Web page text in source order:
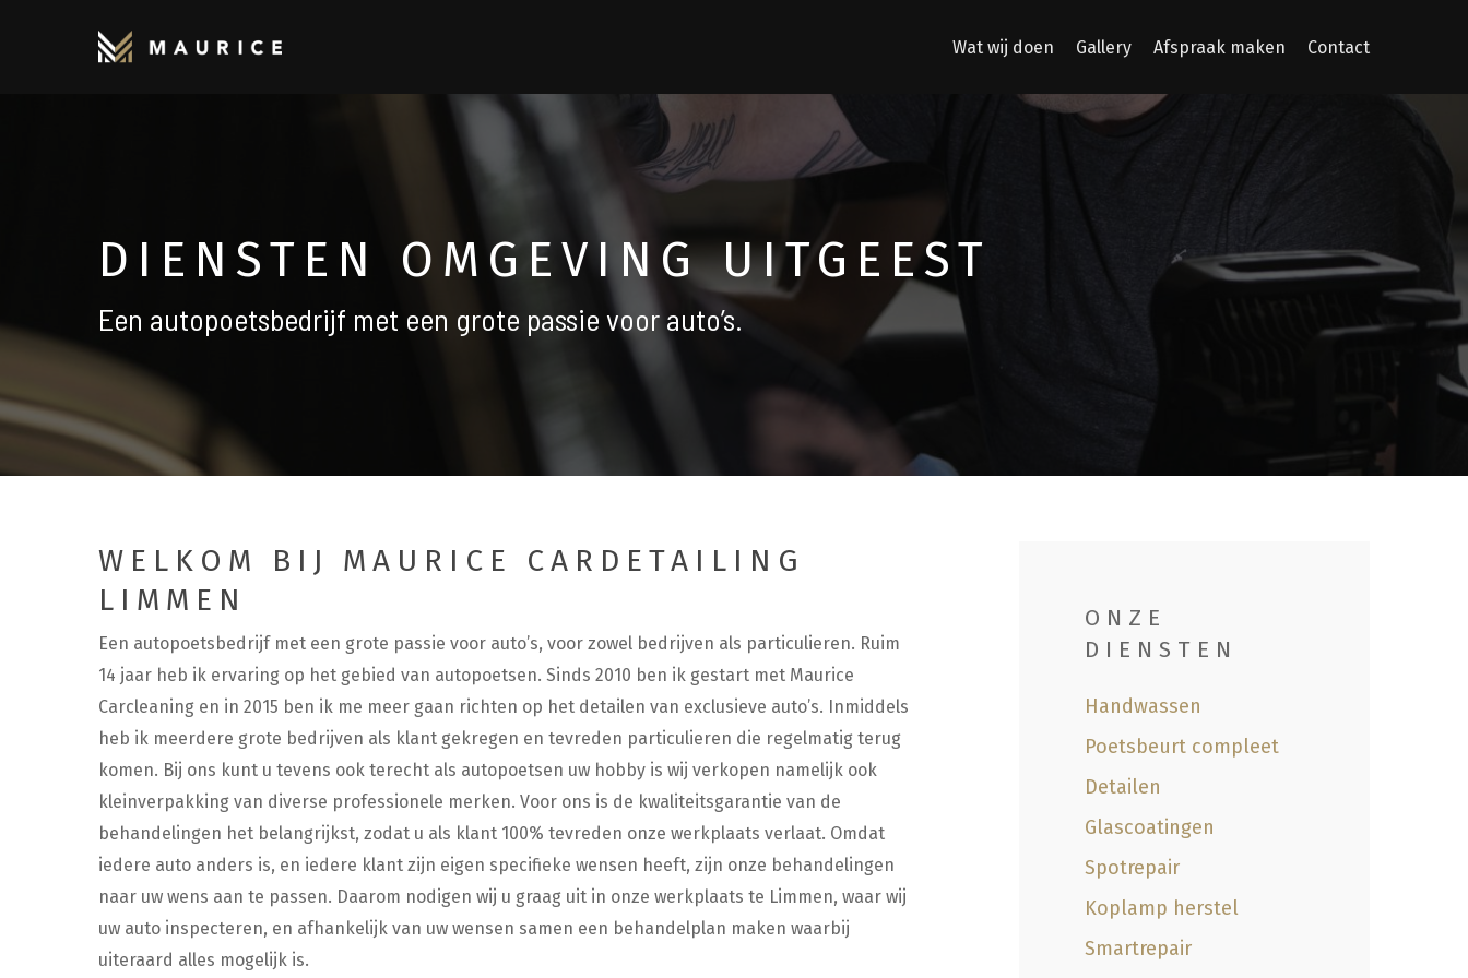
Wat wij doen Gallery Afspraak maken Contact
DIENSTEN OMGEVING UITGEEST
Een autopoetsbedrijf met een grote passie voor auto’s.
WELKOM BIJ MAURICE CARDETAILING
LIMMEN
Een autopoetsbedrijf met een grote passie voor auto’s, voor zowel bedrijven als particulieren. Ruim
14 jaar heb ik ervaring op het gebied van autopoetsen. Sinds 2010 ben ik gestart met Maurice
Carcleaning en in 2015 ben ik me meer gaan richten op het detailen van exclusieve auto’s. Inmiddels
heb ik meerdere grote bedrijven als klant gekregen en tevreden particulieren die regelmatig terug
komen. Bij ons kunt u tevens ook terecht als autopoetsen uw hobby is wij verkopen namelijk ook
kleinverpakking van diverse professionele merken. Voor ons is de kwaliteitsgarantie van de
behandelingen het belangrijkst, zodat u als klant 100% tevreden onze werkplaats verlaat. Omdat
iedere auto anders is, en iedere klant zijn eigen specifieke wensen heeft, zijn onze behandelingen
naar uw wens aan te passen. Daarom nodigen wij u graag uit in onze werkplaats te Limmen, waar wij
uw auto inspecteren, en afhankelijk van uw wensen samen een behandelplan maken waarbij
uiteraard alles mogelijk is.
ONZE
DIENSTEN
Handwassen
Poetsbeurt compleet
Detailen
Glascoatingen
Spotrepair
Koplamp herstel
Smartrepair